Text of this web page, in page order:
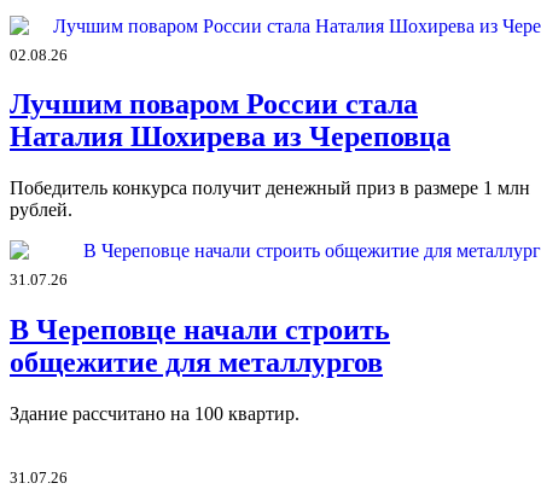
02.08.26
Лучшим поваром России стала
Наталия Шохирева из Череповца
Победитель конкурса получит денежный приз в размере 1 млн
рублей.
31.07.26
В Череповце начали строить
общежитие для металлургов
Здание рассчитано на 100 квартир.
31.07.26